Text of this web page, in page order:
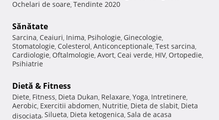
Ochelari de soare, Tendinte 2020
Sănătate
Sarcina, Ceaiuri, Inima, Psihologie, Ginecologie,
Stomatologie, Colesterol, Anticonceptionale, Test sarcina,
Cardiologie, Oftalmologie, Avort, Ceai verde, HIV, Ortopedie,
Psihiatrie
Dietă & Fitness
Diete, Fitness, Dieta Dukan, Relaxare, Yoga, Intretinere,
Aerobic, Exercitii abdomen, Nutritie, Dieta de slabit, Dieta
disociata, Silueta, Dieta ketogenica, Sala de acasa